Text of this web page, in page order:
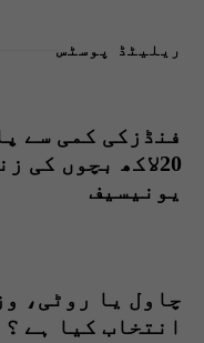
ریلیٹڈ پوسٹس
20لاکھ بچوں کی
یونیسیف
چاول یا روٹی،
انتخاب کیا ہے ؟